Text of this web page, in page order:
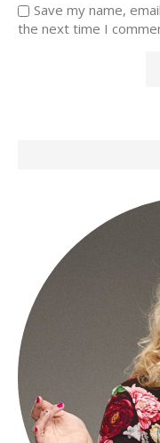
Save my name,
the next time I